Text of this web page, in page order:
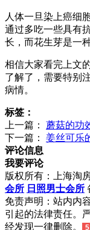
人体一旦染上癌细
通过多吃一些具有
长，而花生芽是一
相信大家看完上文
了解了，需要特别
病情。
标签：
上一篇： 蘑菇的功
下一篇： 姜丝可乐
评论信息
我要评论
版权所有：上海淘
会所 日照男士会所
免责声明：站内内
引起的法律责任。
经发现一律删除。